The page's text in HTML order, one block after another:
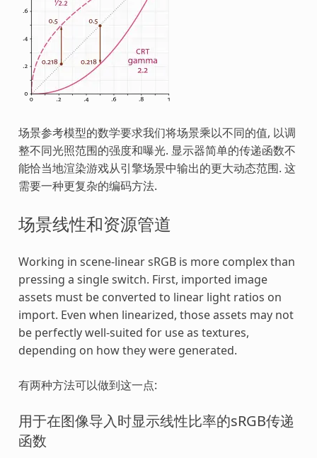
场景参考模型的数学要求我们将场景乘以不同的值, 以调
整不同光照范围的强度和曝光. 显示器简单的传递函数不
能恰当地渲染游戏从引擎场景中输出的更大动态范围. 这
需要一种更复杂的编码方法.
场景线性和资源管道
Working in scene-linear sRGB is more complex than
pressing a single switch. First, imported image
assets must be converted to linear light ratios on
import. Even when linearized, those assets may not
be perfectly well-suited for use as textures,
depending on how they were generated.
有两种方法可以做到这一点:
用于在图像导入时显示线性比率的sRGB传递
函数